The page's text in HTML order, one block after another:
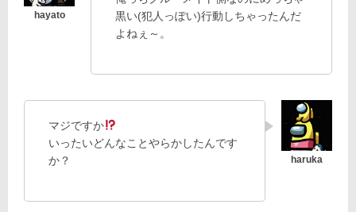
黒い(犯人っぽい)行動しちゃったんだ
よねぇ～。
マジですか
いったいどんなことやらかしたんです
か？